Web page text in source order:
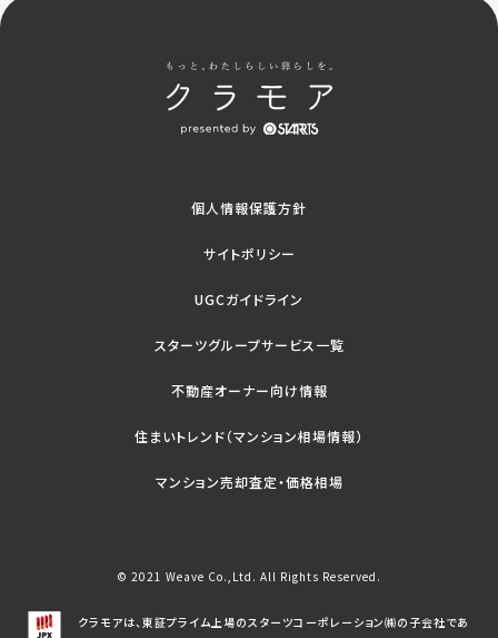
個人情報保護方針
サイトポリシー
UGCガイドライン
スターツグループサービス一覧
不動産オーナー向け情報
住まいトレンド（マンション相場情報）
マンション売却査定・価格相場
© 2021 Weave Co.,Ltd. All Rights Reserved.
クラモアは、東証プライム上場のスターツコーポレーション㈱の子会社であ